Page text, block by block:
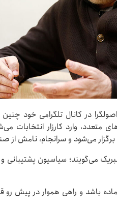
در کانال تلگرامی خود
متعدد، وارد کارزار
می‌شود و سرانجام، نامش از
می‌گویند؛ سیاسیون
باشد و راهی هموار در پیش رو